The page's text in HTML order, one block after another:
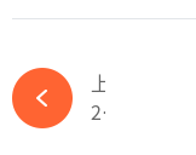
2024新TOPCon八大龙头-365wm完美体育官网